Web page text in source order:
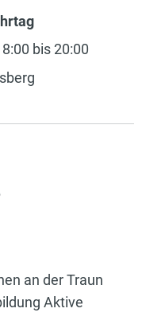
bis 20:00
an der Traun
Aktive